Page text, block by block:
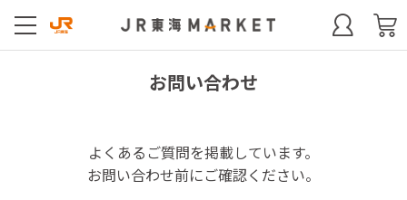
お問い合わせ
よくあるご質問を掲載しています。
お問い合わせ前にご確認ください。